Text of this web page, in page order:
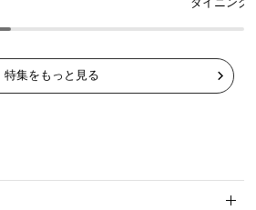
特集をもっと見る